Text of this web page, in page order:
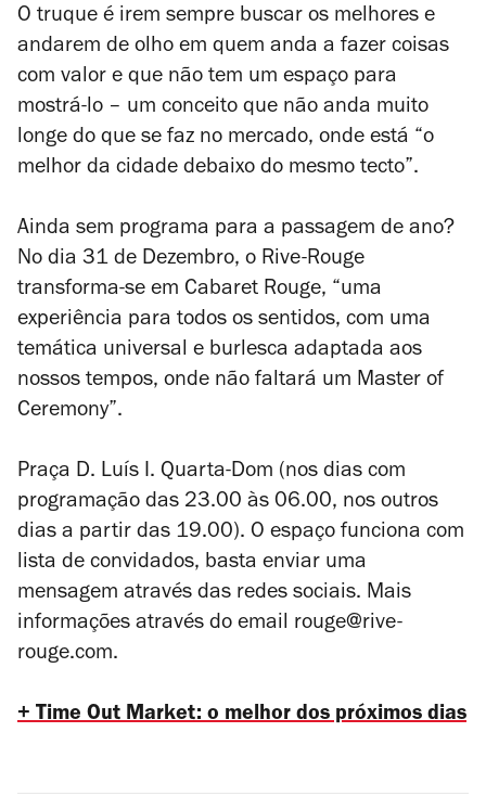
O truque é irem sempre buscar os melhores e
andarem de olho em quem anda a fazer coisas
com valor e que não tem um espaço para
mostrá-lo – um conceito que não anda muito
longe do que se faz no mercado, onde está “o
melhor da cidade debaixo do mesmo tecto”.
Ainda sem programa para a passagem de ano?
No dia 31 de Dezembro, o Rive-Rouge
transforma-se em Cabaret Rouge, “uma
experiência para todos os sentidos, com uma
temática universal e burlesca adaptada aos
nossos tempos, onde não faltará um Master of
Ceremony”.
Praça D. Luís I. Quarta-Dom (nos dias com
programação das 23.00 às 06.00, nos outros
dias a partir das 19.00). O espaço funciona com
lista de convidados, basta enviar uma
mensagem através das redes sociais. Mais
informações através do email rouge@rive-
rouge.com.
+ Time Out Market: o melhor dos próximos dias